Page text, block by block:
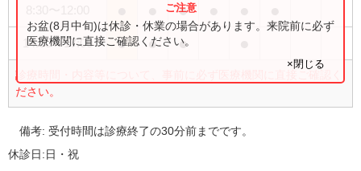
●
14:00〜17:00 ● ● ●
診療時間・内容等について、事前に必ず医療機関に直接ご確認く
ださい。
お盆(8月中旬)は休診・休業の場合があります。来院前に必ず
医療機関に直接ご確認ください。
×閉じる
備考:受付時間は診療終了の30分前までです。
休診日:日・祝